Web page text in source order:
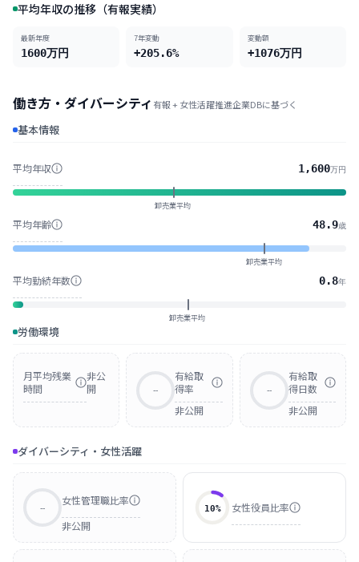
平均年収の推移（有報実績）
最新年度
1600万円
7年変動
+205.6%
変動額
+1076万円
働き方・ダイバーシティ 有報 + 女性活躍推進企業DBに基づく
基本情報
平均年収 1,600万円
卸売業平均
平均年齢 48.9歳
卸売業平均
平均勤続年数 0.8年
卸売業平均
労働環境
月平均残業
時間
非公
開
--
有給取
得率
非公開
--
有給取
得日数
非公開
ダイバーシティ・女性活躍
--
女性管理職比率
非公開
10% 女性役員比率